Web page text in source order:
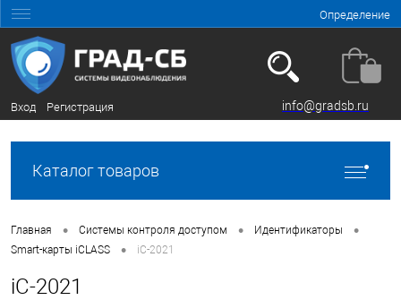
Определение
Вход Регистрация info@gradsb.ru
Каталог товаров
Главная • Системы контроля доступом • Идентификаторы •
Smart-карты iCLASS • iC-2021
iC-2021